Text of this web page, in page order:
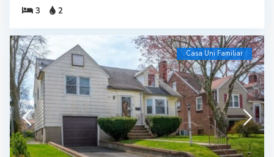
3
2
Casa Uni Familiar